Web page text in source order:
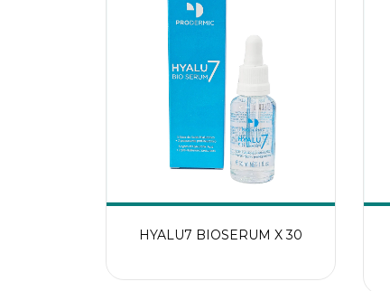
HYALU7 BIOSERUM X 30